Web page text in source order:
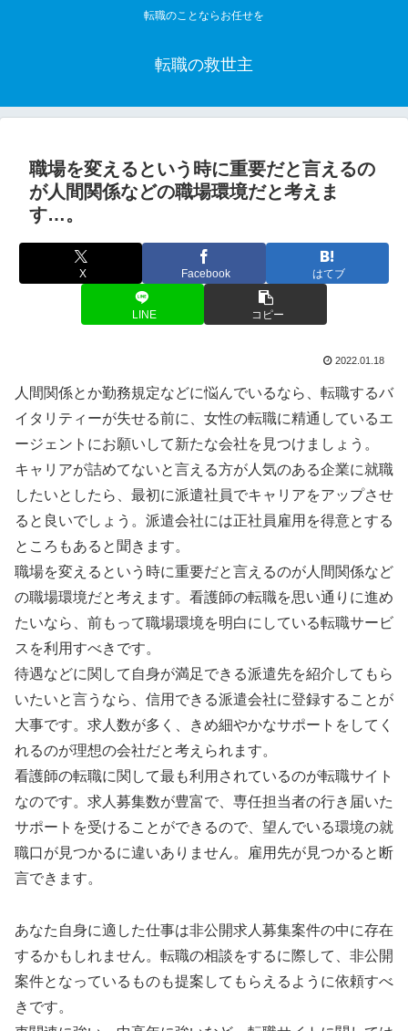
転職のことならお任せを
転職の救世主
職場を変えるという時に重要だと言えるの
が人間関係などの職場環境だと考えま
す…。
X Facebook はてブ
LINE コピー
2022.01.18
人間関係とか勤務規定などに悩んでいるなら、転職するバ
イタリティーが失せる前に、女性の転職に精通しているエ
ージェントにお願いして新たな会社を見つけましょう。
キャリアが詰めてないと言える方が人気のある企業に就職
したいとしたら、最初に派遣社員でキャリアをアップさせ
ると良いでしょう。派遣会社には正社員雇用を得意とする
ところもあると聞きます。
職場を変えるという時に重要だと言えるのが人間関係など
の職場環境だと考えます。看護師の転職を思い通りに進め
たいなら、前もって職場環境を明白にしている転職サービ
スを利用すべきです。
待遇などに関して自身が満足できる派遣先を紹介してもら
いたいと言うなら、信用できる派遣会社に登録することが
大事です。求人数が多く、きめ細やかなサポートをしてく
れるのが理想の会社だと考えられます。
看護師の転職に関して最も利用されているのが転職サイト
なのです。求人募集数が豊富で、専任担当者の行き届いた
サポートを受けることができるので、望んでいる環境の就
職口が見つかるに違いありません。雇用先が見つかると断
言できます。
あなた自身に適した仕事は非公開求人募集案件の中に存在
するかもしれません。転職の相談をするに際して、非公開
案件となっているものも提案してもらえるように依頼すべ
きです。